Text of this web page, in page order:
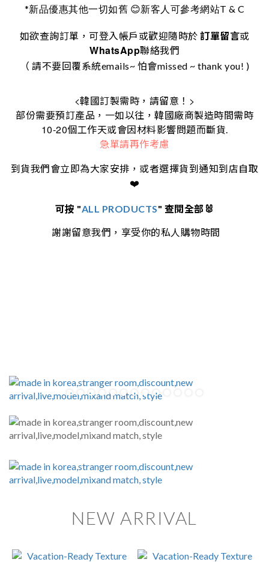
*新品優惠其他一切如舊 😊新客人可參考網站T & C
如欲查詢訂單，可登入帳戶或歡迎隨時於 訂單留言或
WhatsApp聯絡我們
（ 請不要回覆系統emails~ 怕會missed ~ thank you! )
<韓國訂製需時，請留意！ >
部份需要預訂產品，一如以往，韓國廠商製造時間需時
10-20個工作天或會因材料影響問題而斷貨.
急單請再作考慮
到貨我們會立即為大家安排，或者選擇貨到通知到店自取
❤️
可按 "ALL PRODUCTS" 查閱全部🐰
謝謝留意我們，享受你的私人購物時間
NEW ARRIVAL